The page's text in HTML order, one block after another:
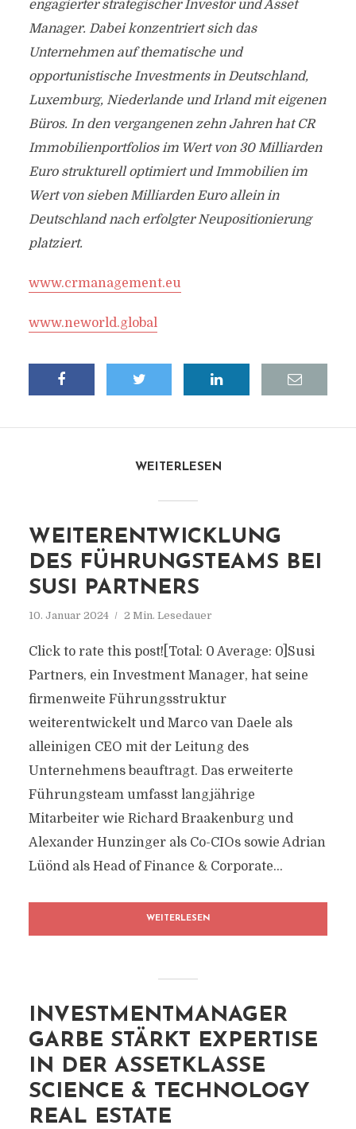
engagierter strategischer Investor und Asset
Manager. Dabei konzentriert sich das
Unternehmen auf thematische und
opportunistische Investments in Deutschland,
Luxemburg, Niederlande und Irland mit eigenen
Büros. In den vergangenen zehn Jahren hat CR
Immobilienportfolios im Wert von 30 Milliarden
Euro strukturell optimiert und Immobilien im
Wert von sieben Milliarden Euro allein in
Deutschland nach erfolgter Neupositionierung
platziert.
www.crmanagement.eu
www.neworld.global
WEITERLESEN
WEITERENTWICKLUNG
DES FÜHRUNGSTEAMS BEI
SUSI PARTNERS
10. Januar 2024 2 Min. Lesedauer
Click to rate this post![Total: 0 Average: 0]Susi
Partners, ein Investment Manager, hat seine
firmenweite Führungsstruktur
weiterentwickelt und Marco van Daele als
alleinigen CEO mit der Leitung des
Unternehmens beauftragt. Das erweiterte
Führungsteam umfasst langjährige
Mitarbeiter wie Richard Braakenburg und
Alexander Hunzinger als Co-CIOs sowie Adrian
Lüönd als Head of Finance & Corporate...
WEITERLESEN
INVESTMENTMANAGER
GARBE STÄRKT EXPERTISE
IN DER ASSETKLASSE
SCIENCE & TECHNOLOGY
REAL ESTATE